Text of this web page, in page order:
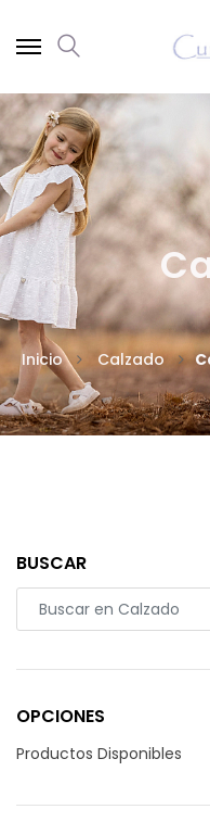
Inicio Calzado
BUSCAR
OPCIONES
Productos Disponibles